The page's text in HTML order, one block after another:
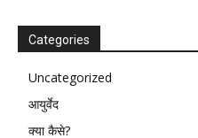
Categories
Uncategorized
आयुर्वेद
क्या कैसे?